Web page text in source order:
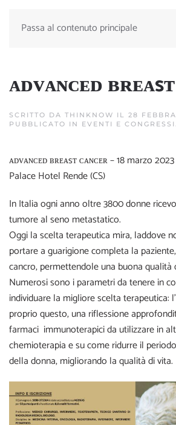
Passa al contenuto principale
ᴀᴅᴠᴀɴᴄᴇᴅ
SCRITTO DA THINKNOW IL 28
PUBBLICATO IN EVENTI E CONGRESSI .
ᴀᴅᴠᴀɴᴄᴇᴅ ʙʀᴇᴀsᴛ ᴄᴀɴᴄᴇʀ – 18 marzo
Palace Hotel Rende (CS)
In Italia ogni anno oltre 3800 donne
tumore al seno metastatico.
Oggi la scelta terapeutica mira, laddove
portare a guarigione completa la
cancro, permettendole una buona qualità
Numerosi sono i parametri da tenere in
individuare la migliore scelta terapeutica:
proprio questo, una riflessione
farmaci immunoterapici da utilizzare in
chemioterapia e su come ridurre il
della donna, migliorando la qualità di vita.